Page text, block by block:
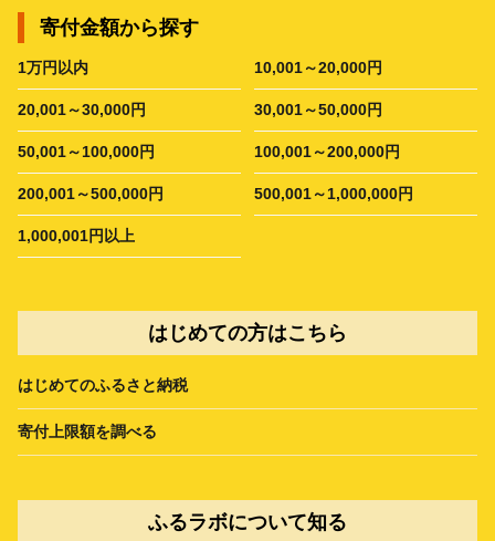
寄付金額から探す
1万円以内 10,001～20,000円
20,001～30,000円 30,001～50,000円
50,001～100,000円 100,001～200,000円
200,001～500,000円 500,001～1,000,000円
1,000,001円以上
はじめての方はこちら
はじめてのふるさと納税
寄付上限額を調べる
ふるラボについて知る